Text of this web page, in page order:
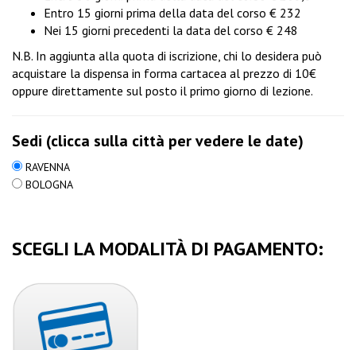
Entro 15 giorni prima della data del corso € 232
Nei 15 giorni precedenti la data del corso € 248
N.B. In aggiunta alla quota di iscrizione, chi lo desidera può
acquistare la dispensa in forma cartacea al prezzo di 10€
oppure direttamente sul posto il primo giorno di lezione.
Sedi (clicca sulla città per vedere le date)
RAVENNA
BOLOGNA
SCEGLI LA MODALITÀ DI PAGAMENTO: